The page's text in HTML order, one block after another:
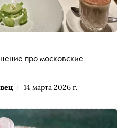
14 марта 2026 г.
про московские